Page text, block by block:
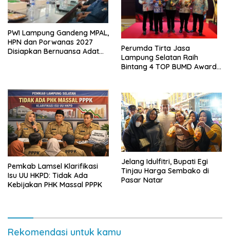
PWI Lampung Gandeng MPAL,
HPN dan Porwanas 2027
Disiapkan Bernuansa Adat
Perumda Tirta Jasa
Lampung Selatan Raih
Bintang 4 TOP BUMD Awards
Pemkab Lamsel Klarifikasi
Isu UU HKPD: Tidak Ada
Kebijakan PHK Massal PPPK
Jelang Idulfitri, Bupati Egi
Tinjau Harga Sembako di
Pasar Natar
Rekomendasi untuk kamu